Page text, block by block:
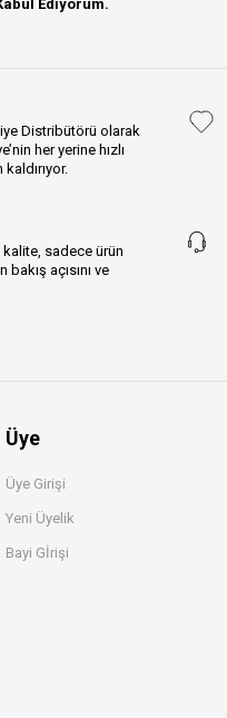
Ediyorum.
Distribütörü olarak
her yerine hızlı
sadece ürün
açısını ve
Üye
Üye Girişi
Yeni Üyelik
Bayi Gİrişi